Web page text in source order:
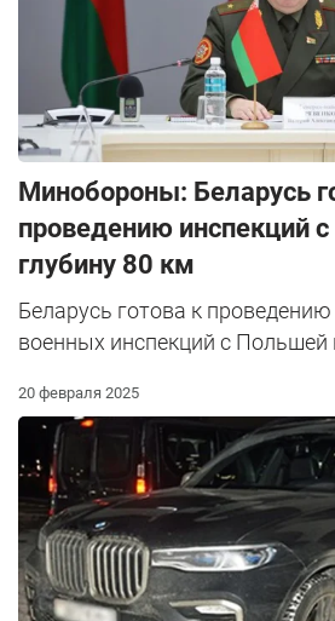
Минобороны: Беларусь
проведению инспекций
глубину 80 км
Беларусь готова к
военных инспекций с Польшей
20 февраля 2025